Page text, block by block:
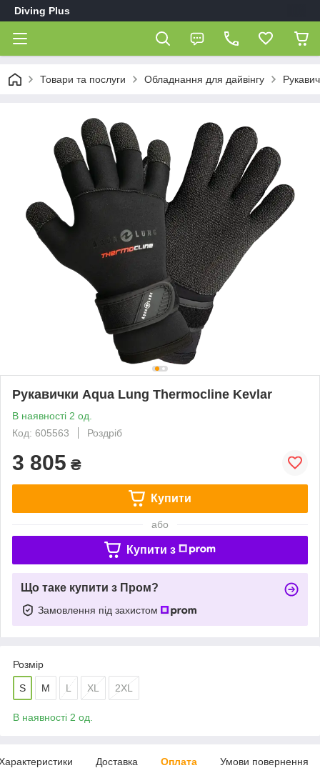
Diving Plus
Товари та послуги Обладнання для дайвінгу
Рукавички Aqua Lung Thermocline Kevlar
В наявності 2 од.
Код: 605563
Роздріб
3 805 ₴
Купити
або
Купити з
Що таке купити з Пром?
Замовлення під захистом
Розмір
S M L XL 2XL
В наявності 2 од.
Доставка Оплата Умови повернення